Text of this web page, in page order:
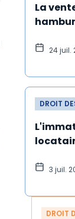
La
de24 juil.
DROIT
pour
tout3 juil.
DROIT